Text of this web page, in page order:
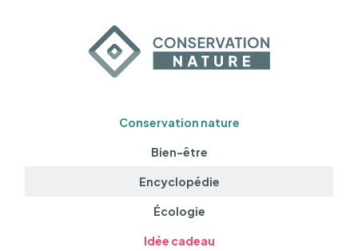
Conservation nature
Bien-être
Encyclopédie
Écologie
Idée cadeau